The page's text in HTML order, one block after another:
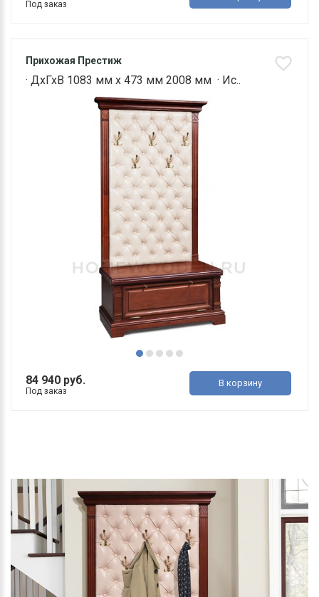
Под заказ
Прихожая Престиж
· ДхГхВ 1083 мм х 473 мм 2008 мм · Ис..
84 940 руб.
Под заказ
В корзину